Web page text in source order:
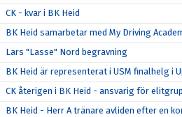
CK - kvar i BK Heid
BK Heid samarbetar med My Driving
Lars "Lasse" Nord begravning
BK Heid är representerat i USM finalhelg i
CK återigen i BK Heid - ansvarig för
BK Heid - Herr A tränare avliden efter en